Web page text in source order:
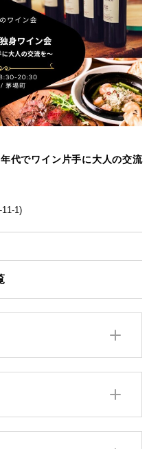
代でワイン片手に大人の交流
1)